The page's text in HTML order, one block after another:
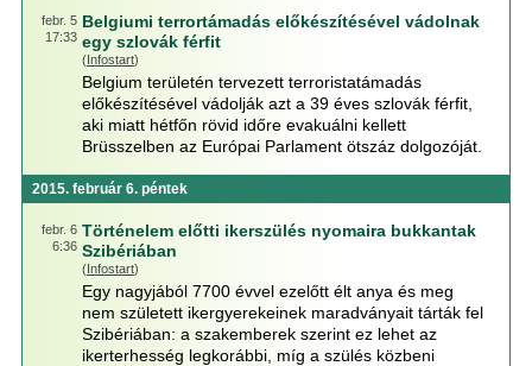
febr. 5
17:33
Belgiumi terrortámadás előkészítésével vádolnak
egy szlovák férfit
(Infostart)
Belgium területén tervezett terroristatámadás
előkészítésével vádolják azt a 39 éves szlovák férfit,
aki miatt hétfőn rövid időre evakuálni kellett
Brüsszelben az Európai Parlament ötszáz dolgozóját.
2015. február 6. péntek
febr. 6
6:36
Történelem előtti ikerszülés nyomaira bukkantak
Szibériában
(Infostart)
Egy nagyjából 7700 évvel ezelőtt élt anya és meg
nem született ikergyerekeinek maradványait tárták fel
Szibériában: a szakemberek szerint ez lehet az
ikerterhesség legkorábbi, míg a szülés közbeni